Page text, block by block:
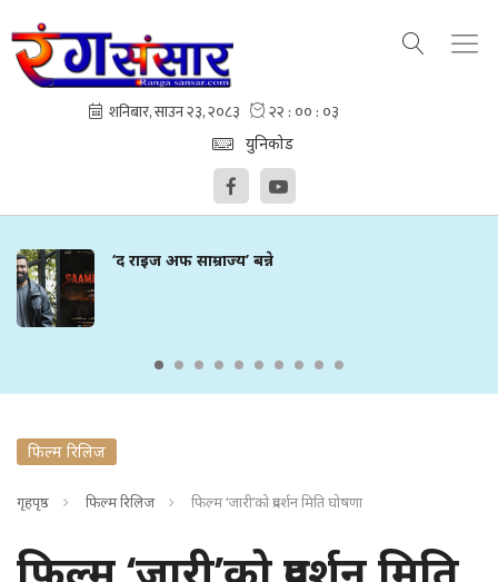
युनिकोड
‘द राइज अफ साम्राज्य’ बन्ने
फिल्म रिलिज
गृहपृष्ठ फिल्म रिलिज फिल्म ‘जारी’को प्रदर्शन मिति घोषणा